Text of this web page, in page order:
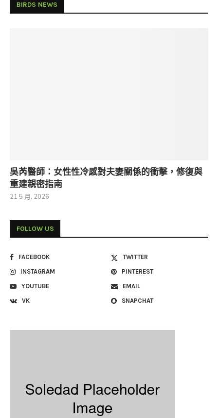
BIRDS NEWS
吳芮醫師：女性性冷感對夫妻關係的衝擊，修復與
重建親密指南
21 5 月, 2026
FOLLOW US
FACEBOOK
TWITTER
INSTAGRAM
PINTEREST
YOUTUBE
EMAIL
VK
SNAPCHAT